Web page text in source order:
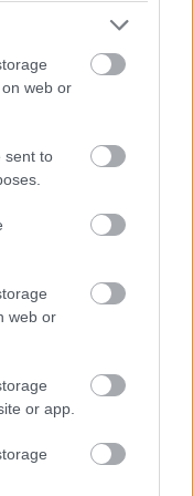
web or
sent to
web or
or app.
Ακάσα
της Ακάσα Άντερσον
Η 21χρονη ακραία...